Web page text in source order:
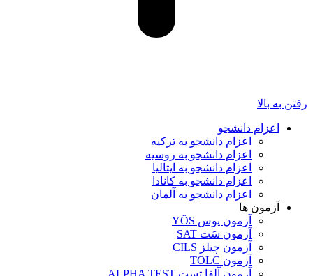
رفتن به بالا
اعزام دانشجو
اعزام دانشجو به ترکیه
اعزام دانشجو به روسیه
اعزام دانشجو به ایتالیا
اعزام دانشجو به کانادا
اعزام دانشجو به آلمان
آزمون ها
آزمون یوس YÖS
آزمون سَت SAT
آزمون چیلز CILS‌
آزمون TOLC
آزمون آلفا تست ALPHA TEST